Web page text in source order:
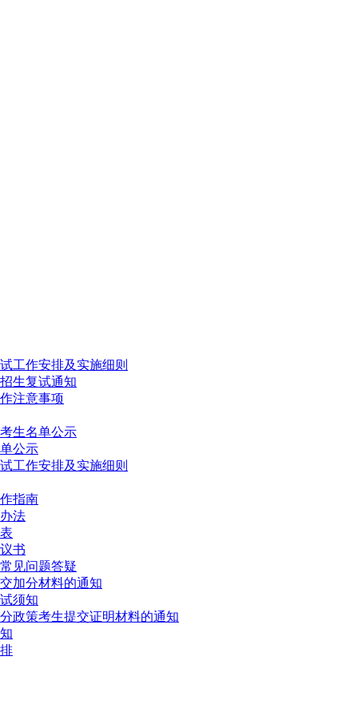
工作安排及实施细则
生复试通知
注意事项
生名单公示
公示
工作安排及实施细则
指南
法
书
见问题答疑
加分材料的通知
须知
政策考生提交证明材料的通知